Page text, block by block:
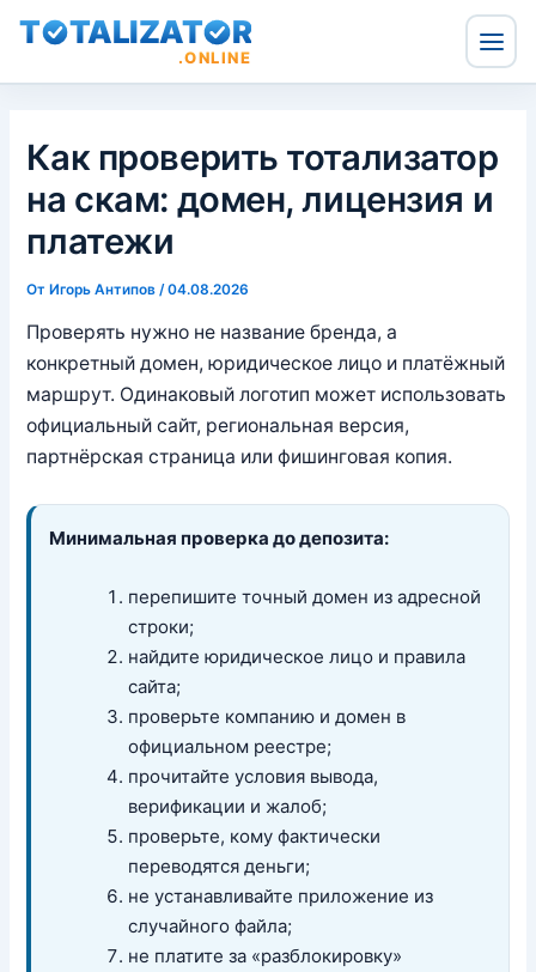
T TALIZAT R
.ONLINE
содержимому
Как проверить тотализатор
на скам: домен, лицензия и
платежи
ОтИгорь Антипов /04.08.2026
Проверять нужно не название бренда, а
конкретный домен, юридическое лицо и платёжный
маршрут. Одинаковый логотип может использовать
официальный сайт, региональная версия,
партнёрская страница или фишинговая копия.
Минимальная проверка до депозита:
перепишите точный домен из адресной
строки;
найдите юридическое лицо и правила
сайта;
проверьте компанию и домен в
официальном реестре;
прочитайте условия вывода,
верификации и жалоб;
проверьте, кому фактически
переводятся деньги;
не устанавливайте приложение из
случайного файла;
не платите за «разблокировку»